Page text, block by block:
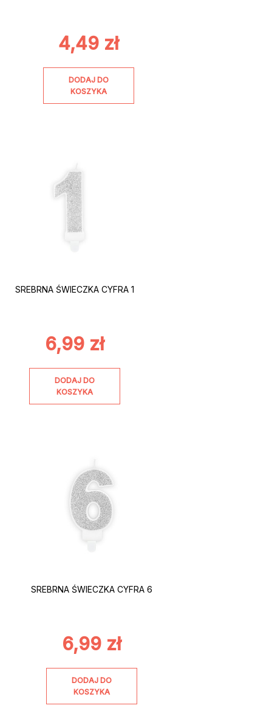
4,49 zł
DODAJ DO
KOSZYKA
SREBRNA ŚWIECZKA CYFRA 1
6,99 zł
DODAJ DO
KOSZYKA
SREBRNA ŚWIECZKA CYFRA 6
6,99 zł
DODAJ DO
KOSZYKA